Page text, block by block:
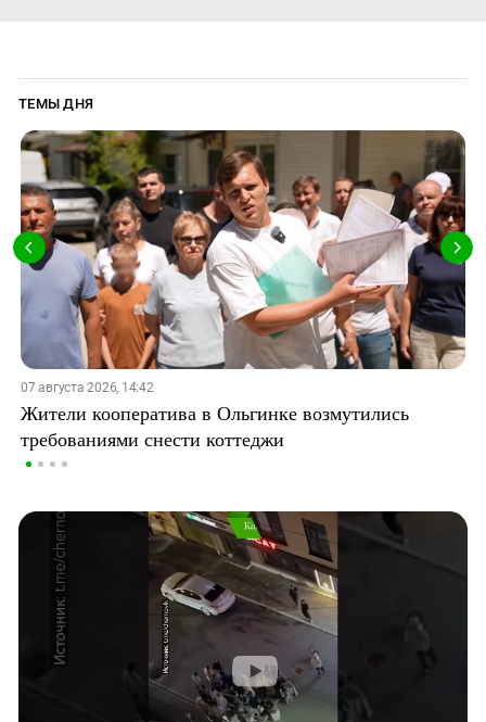
ТЕМЫ ДНЯ
07 августа 2026, 14:42
Жители кооператива в Ольгинке возмутились
требованиями снести коттеджи